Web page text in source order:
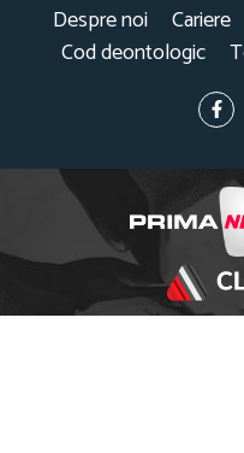
Despre noi Cariere
Cod deontologic